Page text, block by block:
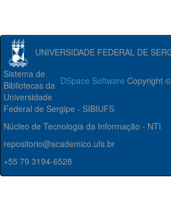
UNIVERSIDADE FEDERAL DE
DSpace Software Copyright
Sistema de
Bibliotecas da
Universidade
Federal de Sergipe - SIBIUFS
Núcleo de Tecnologia da Informação - NTI
repositorio@academico.ufs.br
+55 79 3194-6528